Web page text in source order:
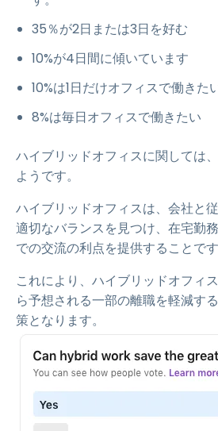
35％が2日または3日を好む
10%が4日間に傾いています
10%は1日だけオフィスで働きた
8%は毎日オフィスで働きたい
ハイブリッドオフィスに関しては
ようです。
ハイブリッドオフィスは、会社と
適切なバランスを見つけ、在宅勤
での交流の利点を提供することです
これにより、ハイブリッドオフィ
ら予想される一部の離職を軽減す
策となります。